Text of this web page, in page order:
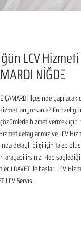
LCV Hizmeti
NİĞDE
ÇAMARDI İlçesinde
arıyorsanız? En özel
hizmet vermek için
detaylarımız ve LCV
detaylı bilgi için talep
arayabilirsiniz. Hep
1 DAVET ile başlar. LCV
LCV Servisi.